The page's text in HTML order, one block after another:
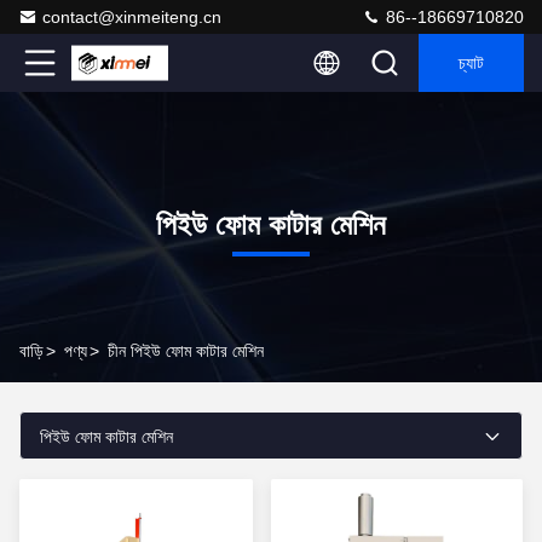
contact@xinmeiteng.cn 86--18669710820
চ্যাট
পিইউ ফোম কাটার মেশিন
বাড়ি> পণ্য> চীন পিইউ ফোম কাটার মেশিন
পিইউ ফোম কাটার মেশিন